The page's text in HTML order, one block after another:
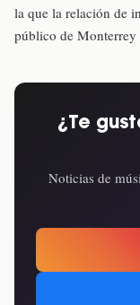
la que la relación de
público de Monterrey
¿Te
Noticias de